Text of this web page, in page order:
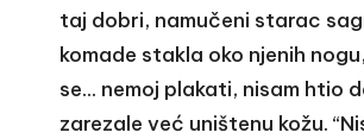
taj dobri, namučeni starac
komade stakla oko njenih
se… nemoj plakati, nisam htio
zarezale već uništenu kožu.